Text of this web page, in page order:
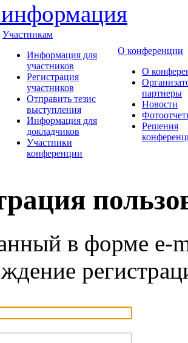
Участникам
Информация для
участников
Регистрация
участников
Отправить тезис
выступления
Информация для
докладчиков
Участники
конференции
О конференции
О
партнеры
Новости
Решения
в форме e-